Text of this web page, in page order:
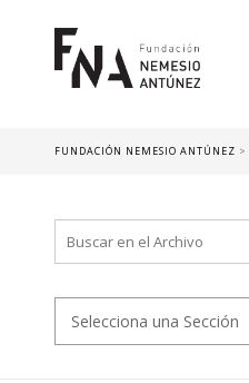
FUNDACIÓN NEMESIO ANTÚNEZ >